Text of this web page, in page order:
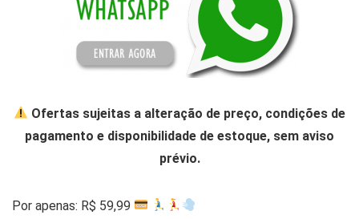
Ofertas sujeitas a alteração de preço, condições de
pagamento e disponibilidade de estoque, sem aviso
prévio.
Por apenas: R$ 59,99